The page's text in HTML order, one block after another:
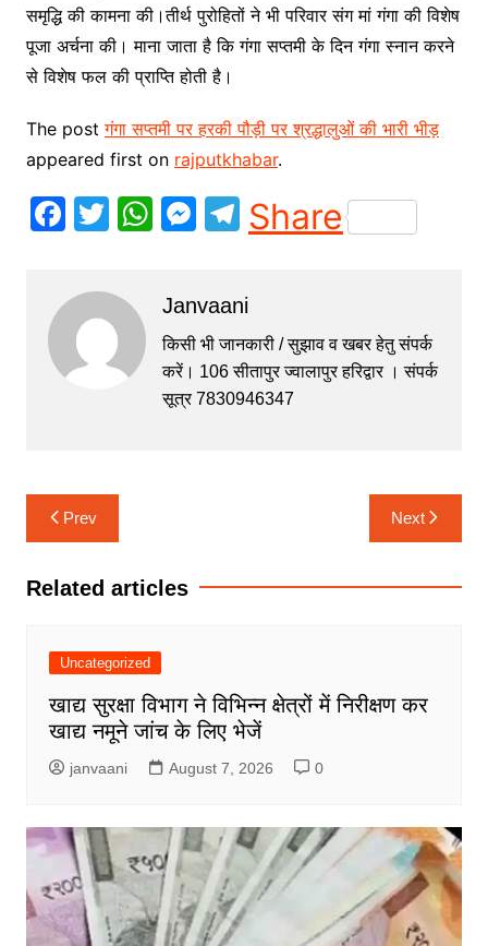
समृद्धि की कामना की।तीर्थ पुरोहितों ने भी परिवार संग मां गंगा की विशेष
पूजा अर्चना की। माना जाता है कि गंगा सप्तमी के दिन गंगा स्नान करने
से विशेष फल की प्राप्ति होती है।
The postगंगा सप्तमी पर हरकी पौड़ी पर श्रद्धालुओं की भारी भीड़
appeared first on rajputkhabar.
F
c
e
b
o
T
itt
er
W
s
A
p
p
M
s
e
n
T
el
gr
a
m
Share
Janvaani
किसी भी जानकारी / सुझाव व खबर हेतु संपर्क
करें। 106 सीतापुर ज्वालापुर हरिद्वार । संपर्क
सूत्र 7830946347
Post
navigation
Prev Next
Related articles
Uncategorized
खाद्य सुरक्षा विभाग ने विभिन्न क्षेत्रों में निरीक्षण कर
खाद्य नमूने जांच के लिए भेजें
janvaani August 7, 2026 0